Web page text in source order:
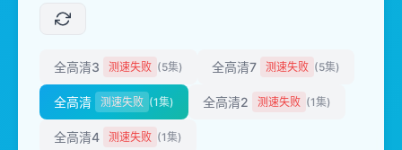
全高清3 测速失败 (5集) 全高清7 测速失败 (5集)
全高清 测速失败 (1集) 全高清2 测速失败 (1集)
全高清4 测速失败 (1集)